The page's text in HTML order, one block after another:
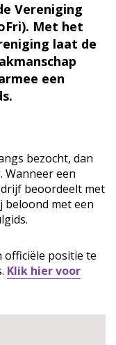
Vereniging
Met het
laat de
een
bezocht, dan
Wanneer een
beoordeelt met
beloond met een
officiële positie te
Klik hier voor